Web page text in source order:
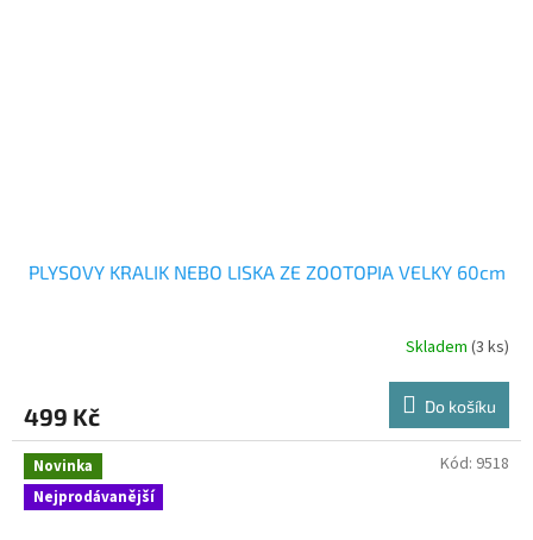
PLYSOVY KRALIK NEBO LISKA ZE ZOOTOPIA VELKY 60cm
Skladem (3 ks)
499 Kč Do košíku
Novinka
Nejprodávanější
Kód: 9518